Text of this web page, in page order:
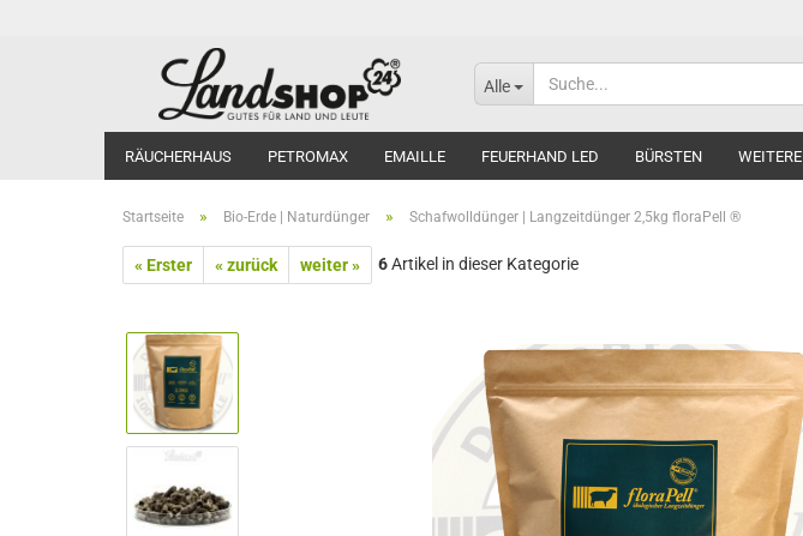
Alle
RÄUCHERHAUS PETROMAX EMAILLE FEUERHAND LED BÜRSTEN WEITERE
Startseite » Bio-Erde | Naturdünger » Schafwolldünger | Langzeitdünger 2,5kg floraPell ®
« Erster « zurück weiter » 6Artikel in dieser Kategorie